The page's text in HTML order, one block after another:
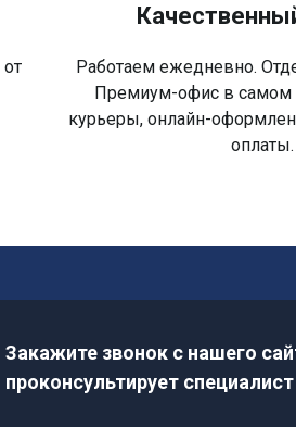
Работаем ежедневно.
Премиум-офис в самом
курьеры, онлайн-
оплаты.
Закажите звонок с нашего
проконсультирует специалист